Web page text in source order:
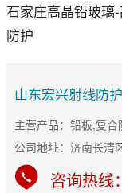
石家庄高晶铅玻璃
防护
山东宏兴射线防
公司地址：济南长清
咨询热线